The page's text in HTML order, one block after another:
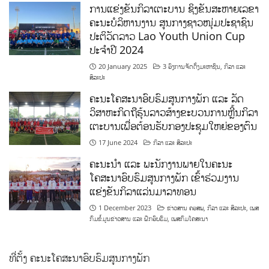
ການແຂ່ງຂັນກິລາເຕະບານ ຊິງຂັນສະຫາຍເລຂາ
ຄະນະບໍລິຫານງານ ສູນກາງຊາວໜຸ່ມປະຊາຊົນ
ປະຕິວັດລາວ Lao Youth Union Cup
ປະຈຳປີ 2024
20 January 2025 3 ອົງການຈັດຕັ້ງມະຫາຊົນ ,ກິລາ ແລະ
ສິລະປະ
ຄະນະໂຄສະນາອົບຮົມສູນກາງພັກ ແລະ ລັດ
ວິສາຫະກິດຖືຮຸ້ນລາວສ້າງຂະບວນການຫຼີ້ນກິລາ
ເຕະບານເພື່ອຕ້ອນຮັບກອງປະຊຸມໃຫຍ່ຂອງຕົນ
17 June 2024 ກິລາ ແລະ ສິລະປະ
ຄະນະນຳ ແລະ ພະນັກງານພາຍໃນຄະນະ
ໂຄສະນາອົບຮົມສູນກາງພັກ ເຂົ້າຮ່ວມງານ
ແຂ່ງຂັນກິລາແລ່ນມາລາທອນ
1 December 2023 ຂ່າວສານ ຄອສພ ,ກິລາ ແລະ ສິລະປະ ,ເພສ
ກົມຂໍ້ມູນຂ່າວສານ ແລະ ຝຶກອົບຮົມ ,ເພສກົມໂຄສະນາ
ທີ່ຕັ້ງ ຄະນະໂຄສະນາອົບຮົມສູນກາງພັກ